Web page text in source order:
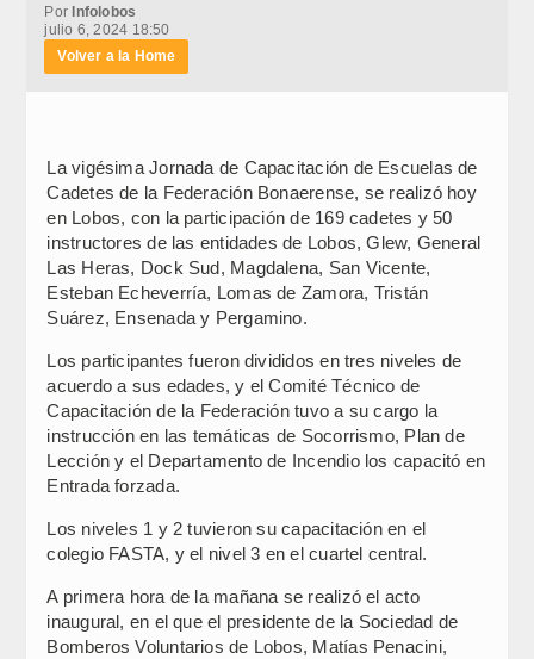
PorInfolobos
julio 6, 2024 18:50
Volver a la Home
La vigésima Jornada de Capacitación de Escuelas de
Cadetes de la Federación Bonaerense, se realizó hoy
en Lobos, con la participación de 169 cadetes y 50
instructores de las entidades de Lobos, Glew, General
Las Heras, Dock Sud, Magdalena, San Vicente,
Esteban Echeverría, Lomas de Zamora, Tristán
Suárez, Ensenada y Pergamino.
Los participantes fueron divididos en tres niveles de
acuerdo a sus edades, y el Comité Técnico de
Capacitación de la Federación tuvo a su cargo la
instrucción en las temáticas de Socorrismo, Plan de
Lección y el Departamento de Incendio los capacitó en
Entrada forzada.
Los niveles 1 y 2 tuvieron su capacitación en el
colegio FASTA, y el nivel 3 en el cuartel central.
A primera hora de la mañana se realizó el acto
inaugural, en el que el presidente de la Sociedad de
Bomberos Voluntarios de Lobos, Matías Penacini,